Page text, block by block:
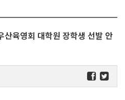
육영회 대학원 장학생 선발 안